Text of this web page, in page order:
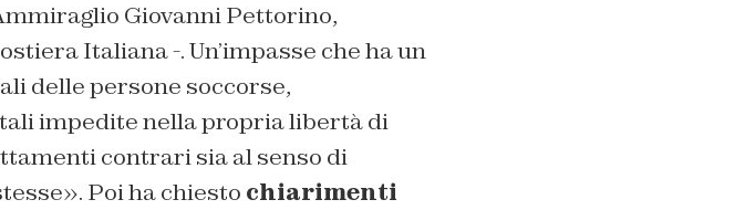
Giovanni Pettorino,
Italiana -. Un’impasse che ha un
delle persone soccorse,
impedite nella propria libertà di
contrari sia al senso di
Poi ha chiesto chiarimenti